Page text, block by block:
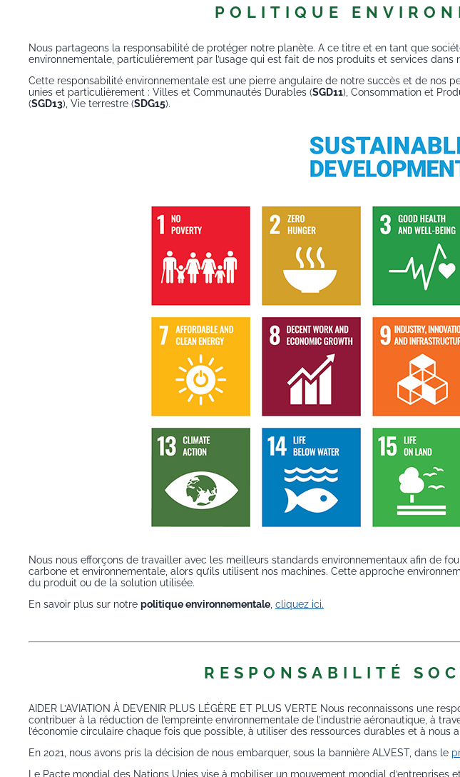
POLITIQUE
Nous partageons la responsabilité de protéger notre planète. A ce titre et en tant que
environnementale, particulièrement par l’usage qui est fait de nos produits et services dans
Cette responsabilité environnementale est une pierre angulaire de notre succès et de nos
unies et particulièrement : Villes et Communautés Durables (SGD11), Consommation et
(SGD13), Vie terrestre (SDG15).
Nous nous efforçons de travailler avec les meilleurs standards environnementaux afin de
carbone et environnementale, alors qu’ils utilisent nos machines. Cette approche
du produit ou de la solution utilisée.
En savoir plus sur notre politique environnementale cliquez ici.
RESPONSABILITÉ
AIDER L’AVIATION À DEVENIR PLUS LÉGÈRE ET PLUS VERTE Nous reconnaissons
contribuer à la réduction de l’empreinte environnementale de l’industrie aéronautique, à
l’économie circulaire chaque fois que possible, à utiliser des ressources durables et à nous
En 2021, nous avons pris la décision de nous embarquer, sous la bannière ALVEST, dans le
Le Pacte mondial des Nations Unies vise à mobiliser un mouvement mondial